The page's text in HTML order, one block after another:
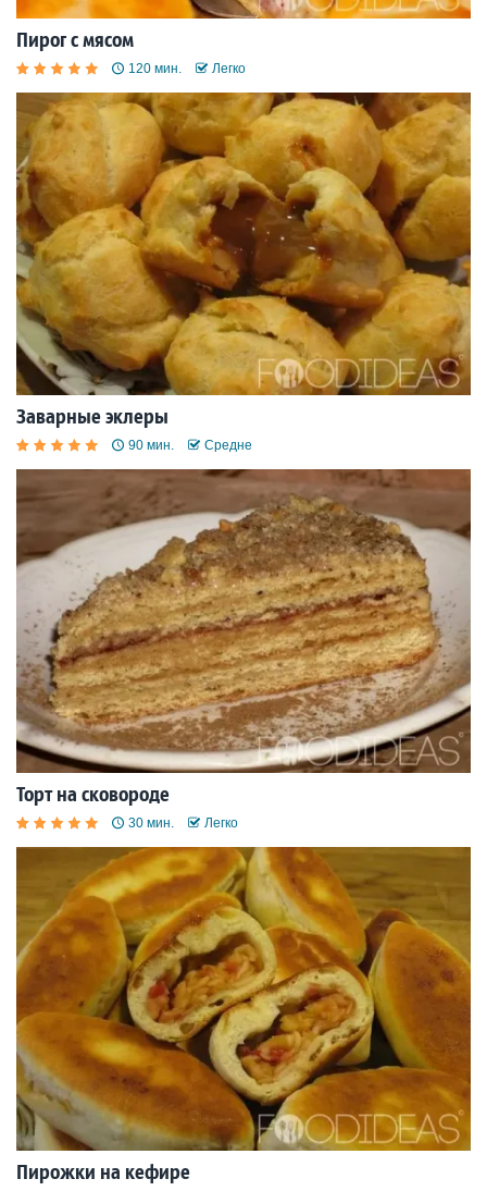
Пирог с мясом
120 мин. Легко
Заварные эклеры
90 мин. Средне
Торт на сковороде
30 мин. Легко
Пирожки на кефире